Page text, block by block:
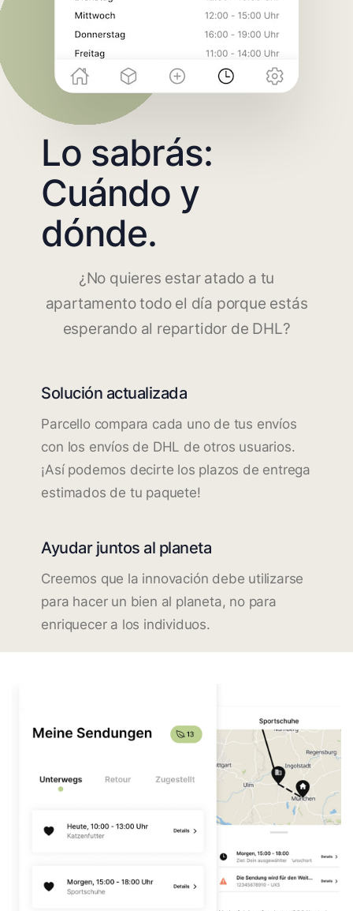
Lo sabrás:
Cuándo y
dónde.
¿No quieres estar atado a tu
apartamento todo el día porque estás
esperando al repartidor de DHL?
Solución actualizada
Parcello compara cada uno de tus envíos
con los envíos de DHL de otros usuarios.
¡Así podemos decirte los plazos de entrega
estimados de tu paquete!
Ayudar juntos al planeta
Creemos que la innovación debe utilizarse
para hacer un bien al planeta, no para
enriquecer a los individuos.